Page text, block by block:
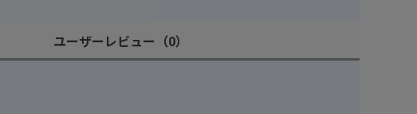
ユーザーレビュー （0）